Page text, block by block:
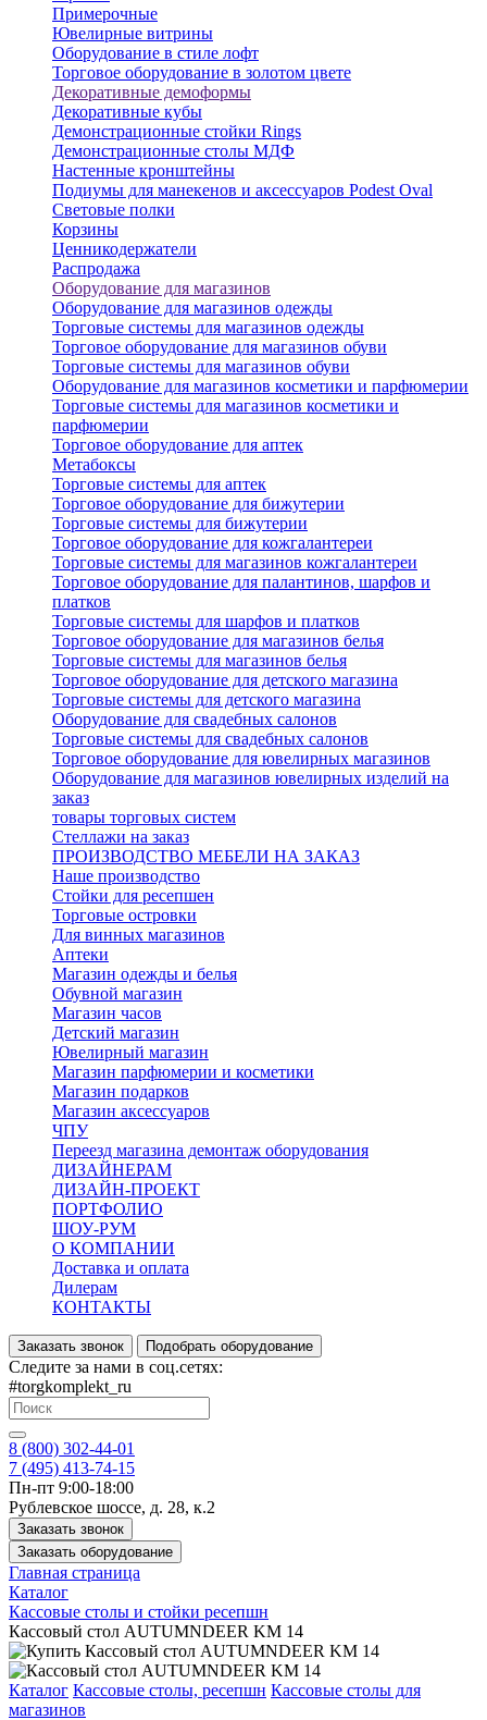
Примерочные
Ювелирные витрины
Оборудование в стиле лофт
Торговое оборудование в золотом цвете
Декоративные демоформы
Декоративные кубы
Демонстрационные стойки Rings
Демонстрационные столы МДФ
Настенные кронштейны
Подиумы для манекенов и аксессуаров Podest Oval
Световые полки
Корзины
Ценникодержатели
Распродажа
Оборудование для магазинов
Оборудование для магазинов одежды
Торговые системы для магазинов одежды
Торговое оборудование для магазинов обуви
Торговые системы для магазинов обуви
Оборудование для магазинов косметики и парфюмерии
Торговые системы для магазинов косметики и
парфюмерии
Торговое оборудование для аптек
Метабоксы
Торговые системы для аптек
Торговое оборудование для бижутерии
Торговые системы для бижутерии
Торговое оборудование для кожгалантереи
Торговые системы для магазинов кожгалантереи
Торговое оборудование для палантинов, шарфов и
платков
Торговые системы для шарфов и платков
Торговое оборудование для магазинов белья
Торговые системы для магазинов белья
Торговое оборудование для детского магазина
Торговые системы для детского магазина
Оборудование для свадебных салонов
Торговые системы для свадебных салонов
Торговое оборудование для ювелирных магазинов
Оборудование для магазинов ювелирных изделий на
заказ
товары торговых систем
Стеллажи на заказ
ПРОИЗВОДСТВО МЕБЕЛИ НА ЗАКАЗ
Наше производство
Стойки для ресепшен
Торговые островки
Для винных магазинов
Аптеки
Магазин одежды и белья
Обувной магазин
Магазин часов
Детский магазин
Ювелирный магазин
Магазин парфюмерии и косметики
Магазин подарков
Магазин аксессуаров
ЧПУ
Переезд магазина демонтаж оборудования
ДИЗАЙНЕРАМ
ДИЗАЙН-ПРОЕКТ
ПОРТФОЛИО
ШОУ-РУМ
О КОМПАНИИ
Доставка и оплата
Дилерам
КОНТАКТЫ
Заказать звонок Подобрать оборудование
Следите за нами в соц.сетях:
#torgkomplekt_ru
8 (800) 302-44-01
7 (495) 413-74-15
Пн-пт 9:00-18:00
Рублевское шоссе, д. 28, к.2
Заказать звонок
Заказать оборудование
Главная страница
Каталог
Кассовые столы и стойки ресепшн
Кассовый стол AUTUMNDEER KM 14
Каталог Кассовые столы, ресепшн Кассовые столы для
магазинов